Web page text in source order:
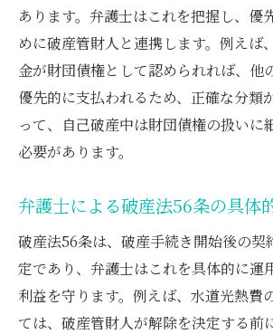
あります。弁護士はこれを把握し、優
めに破産管財人と連携します。例えば
金が財団債権として認められれば、他
優先的に支払われるため、正確な分類
って、自己破産中は財団債権の扱いに
必要があります。
弁護士による破産法56条の具体
破産法56条は、破産手続き開始後の契
定であり、弁護士はこれを具体的に運
利益を守ります。例えば、水道光熱費
ては、破産管財人が解除を決定する前